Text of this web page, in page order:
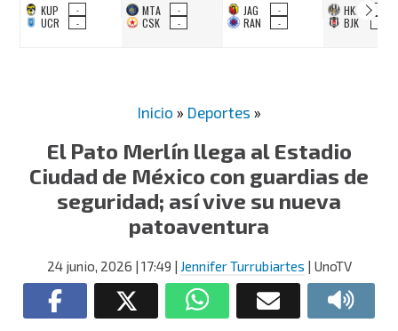
Inicio » Deportes »
El Pato Merlín llega al Estadio
Ciudad de México con guardias de
seguridad; así vive su nueva
patoaventura
24 junio, 2026 | 17:49 | Jennifer Turrubiartes | UnoTV